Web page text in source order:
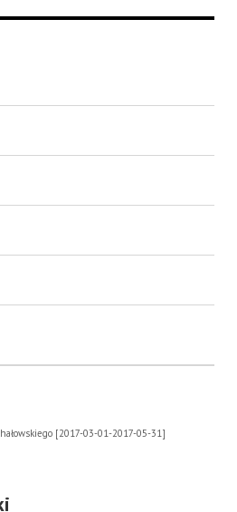
[2017-03-01-2017-05-31]